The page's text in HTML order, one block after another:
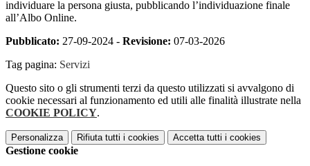
individuare la persona giusta, pubblicando l’individuazione finale
all’Albo Online.
Pubblicato: 27-09-2024 - Revisione: 07-03-2026
Tag pagina: Servizi
Questo sito o gli strumenti terzi da questo utilizzati si avvalgono di
cookie necessari al funzionamento ed utili alle finalità illustrate nella
COOKIE POLICY.
Personalizza Rifiuta tutti i cookies Accetta tutti i cookies
Gestione cookie